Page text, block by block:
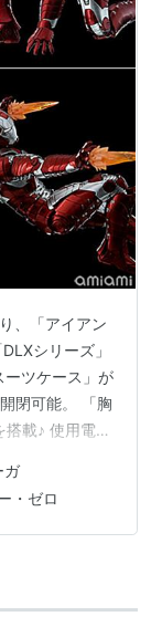
、「アイアン
シリーズ」
ーツケース」が
閉可能。 「胸
載♪ 使用電池
ケールの全
（※敬称
・サーガ
ガ
・ゼロ